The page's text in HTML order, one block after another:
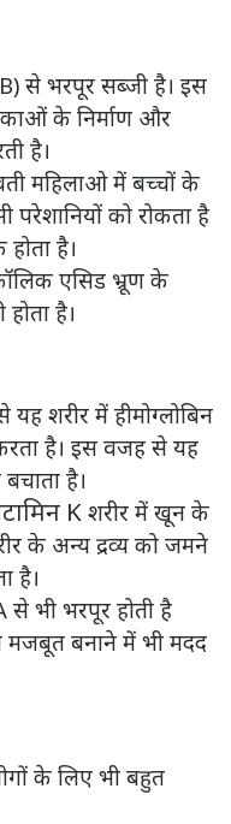
से भरपूर सब्जी है। इस
के निर्माण और
है।
महिलाओ में बच्चों के
को रोकता है
है।
एसिड भ्रूण के
है।
यह शरीर में हीमोग्लोबिन
है। इस वजह से यह
है।
Kशरीर में खून के
के अन्य द्रव्य को जमने
है।
से भी भरपूर होती है
मजबूत बनाने में भी मदद
के लिए भी बहुत